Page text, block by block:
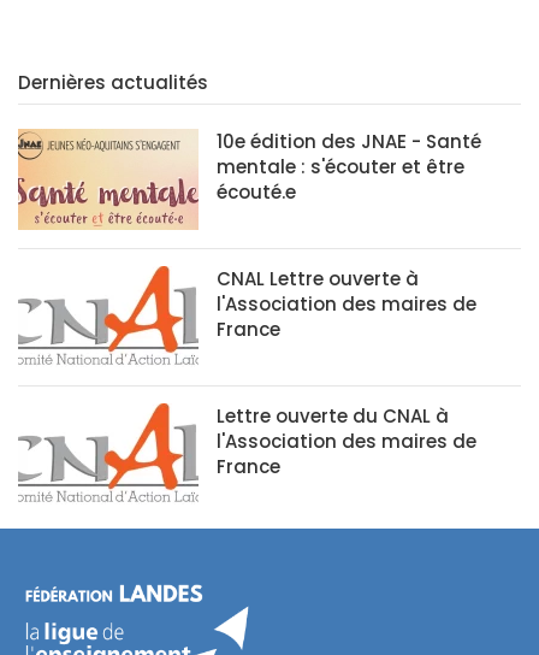
Dernières actualités
10e édition des JNAE - Santé
mentale : s'écouter et être
écouté.e
CNAL Lettre ouverte à
l'Association des maires de
France
Lettre ouverte du CNAL à
l'Association des maires de
France